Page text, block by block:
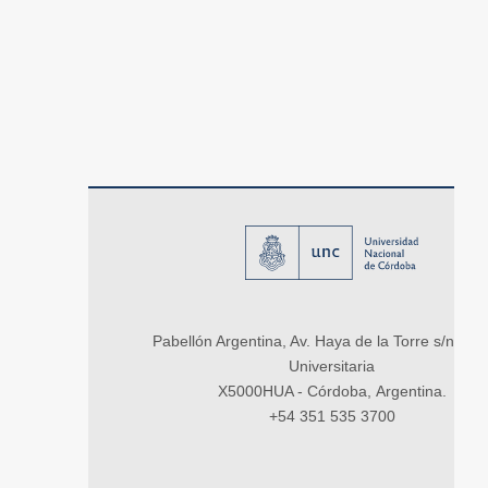
Pabellón Argentina, Av. Haya de la Torre s/n,
Universitaria
X5000HUA - Córdoba, Argentina.
+54 351 535 3700